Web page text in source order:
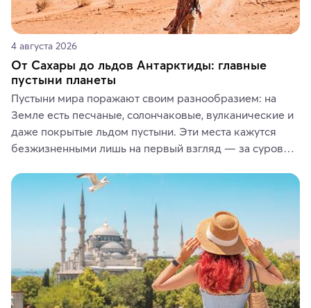
4 августа 2026
От Сахары до льдов Антарктиды: главные
пустыни планеты
Пустыни мира поражают своим разнообразием: на
Земле есть песчаные, солончаковые, вулканические и
даже покрытые льдом пустыни. Эти места кажутся
безжизненными лишь на первый взгляд — за суровой
животные и маршруты, которые дарят одни из самых
ярких впечатлений от путешествий.